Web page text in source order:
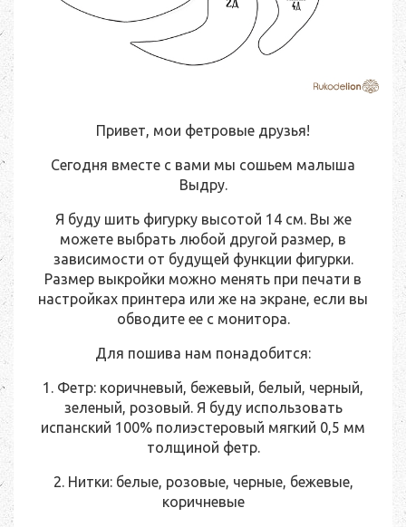
Привет, мои фетровые друзья!
Сегодня вместе с вами мы сошьем малыша
Выдру.
Я буду шить фигурку высотой 14 см. Вы же
можете выбрать любой другой размер, в
зависимости от будущей функции фигурки.
Размер выкройки можно менять при печати в
настройках принтера или же на экране, если вы
обводите ее с монитора.
Для пошива нам понадобится:
1. Фетр: коричневый, бежевый, белый, черный,
зеленый, розовый. Я буду использовать
испанский 100% полиэстеровый мягкий 0,5 мм
толщиной фетр.
2. Нитки: белые, розовые, черные, бежевые,
коричневые